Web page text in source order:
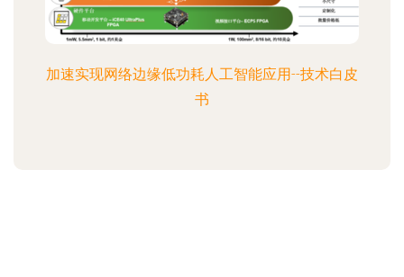
加速实现网络边缘低功耗人工智能应用--技术白皮
书